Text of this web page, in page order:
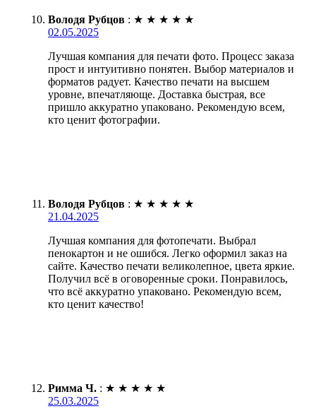
Володя Рубцов : ★ ★ ★ ★ ★
02.05.2025
Лучшая компания для печати фото. Процесс заказа
прост и интуитивно понятен. Выбор материалов и
форматов радует. Качество печати на высшем
уровне, впечатляюще. Доставка быстрая, все
пришло аккуратно упаковано. Рекомендую всем,
кто ценит фотографии.
Володя Рубцов : ★ ★ ★ ★ ★
21.04.2025
Лучшая компания для фотопечати. Выбрал
пенокартон и не ошибся. Легко оформил заказ на
сайте. Качество печати великолепное, цвета яркие.
Получил всё в оговоренные сроки. Понравилось,
что всё аккуратно упаковано. Рекомендую всем,
кто ценит качество!
Римма Ч. : ★ ★ ★ ★ ★
25.03.2025